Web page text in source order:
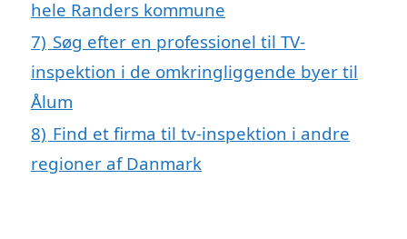
hele Randers kommune
7) Søg efter en professionel til TV-
inspektion i de omkringliggende byer til
Ålum
8) Find et firma til tv-inspektion i andre
regioner af Danmark